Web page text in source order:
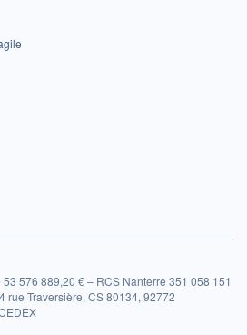
576 889,20 € – RCS Nanterre 351 058 151
rue Traversière, CS 80134, 92772